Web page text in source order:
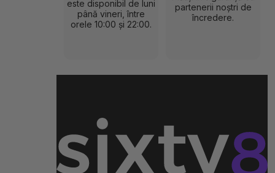
este disponibil de luni
până vineri, între
orele 10:00 și 22:00.
partenerii noștri de
încredere.